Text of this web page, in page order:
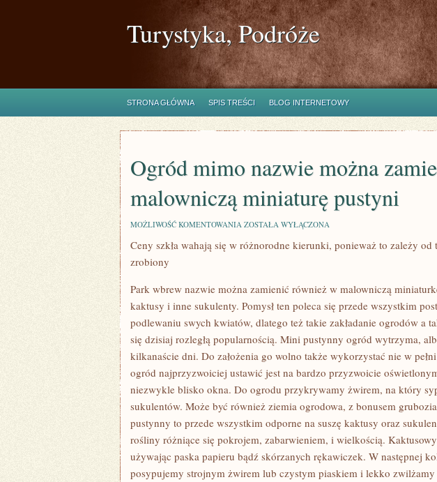
Turystyka, Podróże
STRONA GŁÓWNA SPIS TREŚCI BLOG INTERNETOWY
Ogród mimo nazwie można
malowniczą miniaturę pustyni
MOŻLIWOŚĆ KOMENTOWANIA OGRÓD
NAZWIE
W
MINIATURĘ
PUSTYNI
ZOSTAŁA WYŁĄCZONA
Ceny szkła wahają się w różnorodne kierunki, ponieważ to zależy
zrobiony
Park wbrew nazwie można zamienić również w malowniczą
kaktusy i inne sukulenty. Pomysł ten poleca się przede wszystkim
podlewaniu swych kwiatów, dlatego też takie zakładanie ogrodów a
się dzisiaj rozległą popularnością. Mini pustynny ogród wytrzyma,
kilkanaście dni. Do założenia go wolno także wykorzystać nie w
ogród najprzyzwoiciej ustawić jest na bardzo przyzwoicie
niezwykle blisko okna. Do ogrodu przykrywamy żwirem, na który
sukulentów. Może być również ziemia ogrodowa, z bonusem
pustynny to przede wszystkim odporne na suszę kaktusy oraz
rośliny różniące się pokrojem, zabarwieniem, i wielkością.
używając paska papieru bądź skórzanych rękawiczek. W następnej
posypujemy strojnym żwirem lub czystym piaskiem i lekko zwilżamy